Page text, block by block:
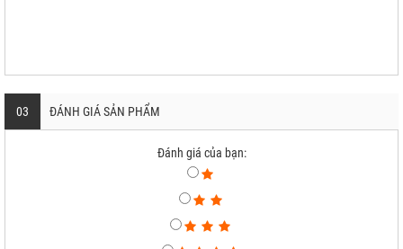
03 ĐÁNH GIÁ SẢN PHẨM
Đánh giá của bạn: